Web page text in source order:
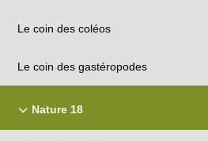
Le coin des coléos
Le coin des gastéropodes
Nature 18